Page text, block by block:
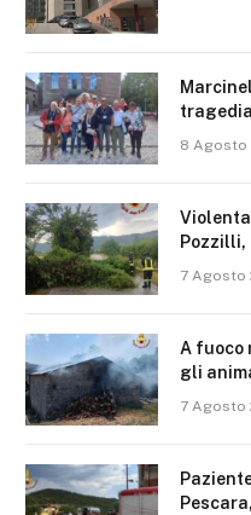
8 Agosto
7 Agosto
A fuoco
gli
7 Agosto